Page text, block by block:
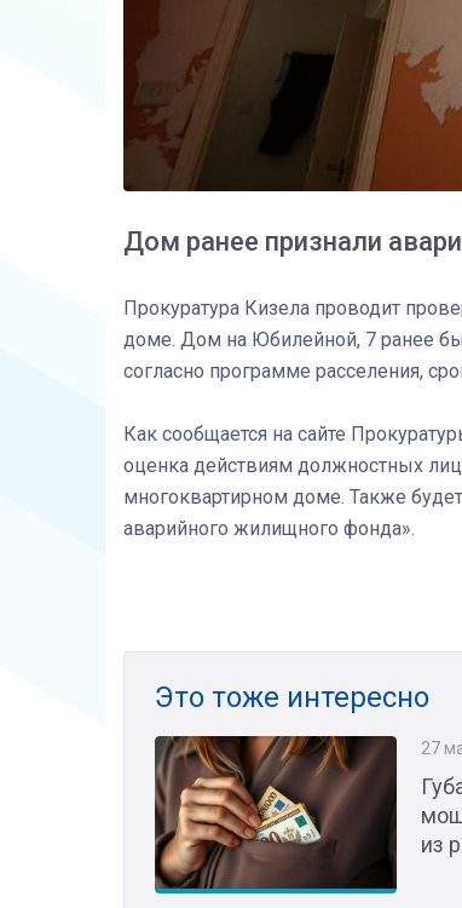
Дом ранее признали
Прокуратура Кизела проводит
доме. Дом на Юбилейной, 7 ранее
согласно программе расселения,
Как сообщается на сайте
оценка действиям должностных
многоквартирном доме. Также
аварийного жилищного фонда».
Это тоже интересно
27
из